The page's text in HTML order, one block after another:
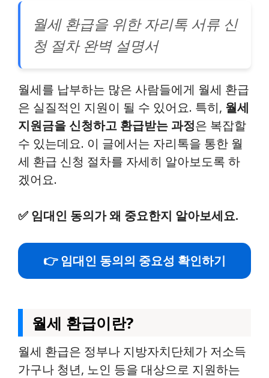
월세 환급을 위한 자리톡 서류 신
청 절차 완벽 설명서
월세를 납부하는 많은 사람들에게 월세 환급
은 실질적인 지원이 될 수 있어요. 특히, 월세
지원금을 신청하고 환급받는 과정은 복잡할
수 있는데요. 이 글에서는 자리톡을 통한 월
세 환급 신청 절차를 자세히 알아보도록 하
겠어요.
✅ 임대인 동의가 왜 중요한지 알아보세요.
👉 임대인 동의의 중요성 확인하기
월세 환급이란?
월세 환급은 정부나 지방자치단체가 저소득
가구나 청년, 노인 등을 대상으로 지원하는